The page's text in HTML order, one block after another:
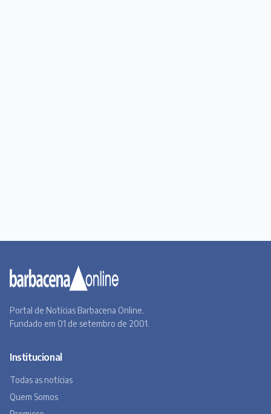
Portal de Notícias Barbacena Online.
Fundado em 01 de setembro de 2001.
Institucional
Todas as notícias
Quem Somos